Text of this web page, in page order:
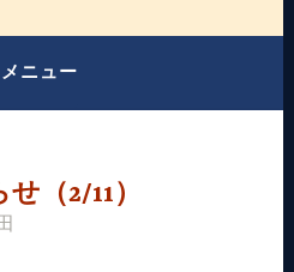
メニュー
せ（2/11）